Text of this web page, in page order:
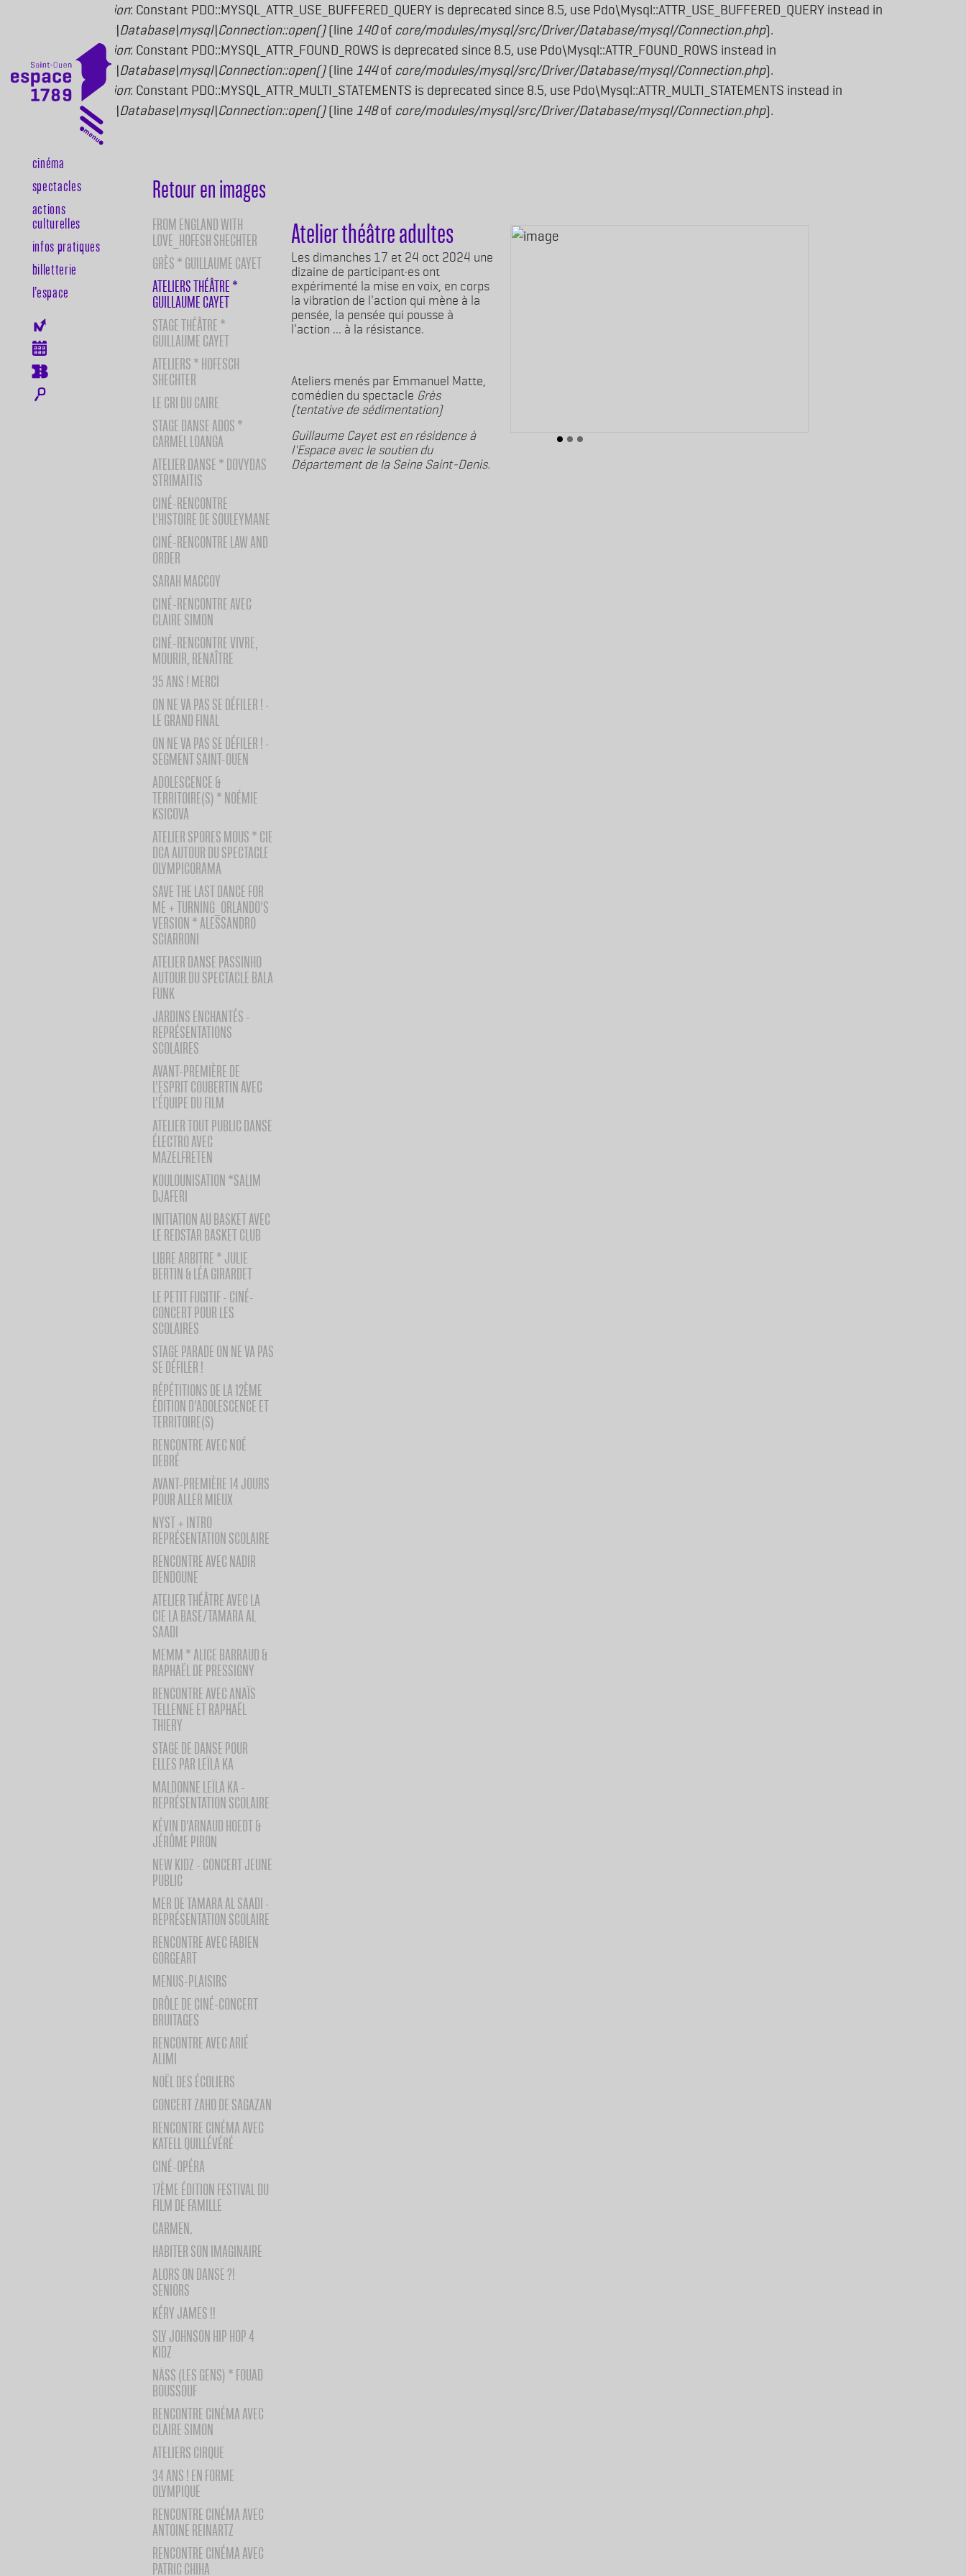
Deprecated function: Constant PDO::MYSQL_ATTR_USE_BUFFERED_QUERY is deprecated since 8.5, use Pdo\Mysql::ATTR_USE_BUFFERED_QUERY instead in
Drupal\mysql\Driver\Database\mysql\Connection::open()(line 140of core/modules/mysql/src/Driver/Database/mysql/Connection.php).
Deprecated function: Constant PDO::MYSQL_ATTR_FOUND_ROWS is deprecated since 8.5, use Pdo\Mysql::ATTR_FOUND_ROWS instead in
Drupal\mysql\Driver\Database\mysql\Connection::open()(line 144of core/modules/mysql/src/Driver/Database/mysql/Connection.php).
Deprecated function: Constant PDO::MYSQL_ATTR_MULTI_STATEMENTS is deprecated since 8.5, use Pdo\Mysql::ATTR_MULTI_STATEMENTS instead in
Drupal\mysql\Driver\Database\mysql\Connection::open()(line 148of core/modules/mysql/src/Driver/Database/mysql/Connection.php).
Aller au contenu principal
Navigation principale
Cinéma
Spectacles
Actions
culturelles
Infos pratiques
Billetterie
l’espace
Menu icones
Retour en images
FROM ENGLAND WITH
LOVE_HOFESH SHECHTER
GRÈS * GUILLAUME CAYET
ATELIERS THÉÂTRE *
GUILLAUME CAYET
STAGE THÉÂTRE *
GUILLAUME CAYET
ATELIERS * HOFESCH
SHECHTER
LE CRI DU CAIRE
STAGE DANSE ADOS *
CARMEL LOANGA
ATELIER DANSE * DOVYDAS
STRIMAITIS
CINÉ-RENCONTRE
L'HISTOIRE DE SOULEYMANE
CINÉ-RENCONTRE LAW AND
ORDER
SARAH MACCOY
CINÉ-RENCONTRE AVEC
CLAIRE SIMON
CINÉ-RENCONTRE VIVRE,
MOURIR, RENAÎTRE
35 ANS ! MERCI
ON NE VA PAS SE DÉFILER ! -
LE GRAND FINAL
ON NE VA PAS SE DÉFILER ! -
SEGMENT SAINT-OUEN
ADOLESCENCE &
TERRITOIRE(S) * NOÉMIE
KSICOVA
ATELIER SPORES MOUS * CIE
DCA AUTOUR DU SPECTACLE
OLYMPICORAMA
SAVE THE LAST DANCE FOR
ME + TURNING_ORLANDO'S
VERSION * ALESSANDRO
SCIARRONI
ATELIER DANSE PASSINHO
AUTOUR DU SPECTACLE BALA
FUNK
JARDINS ENCHANTÉS -
REPRÉSENTATIONS
SCOLAIRES
AVANT-PREMIÈRE DE
L'ESPRIT COUBERTIN AVEC
L'ÉQUIPE DU FILM
ATELIER TOUT PUBLIC DANSE
ÉLECTRO AVEC
MAZELFRETEN
KOULOUNISATION *SALIM
DJAFERI
INITIATION AU BASKET AVEC
LE REDSTAR BASKET CLUB
LIBRE ARBITRE * JULIE
BERTIN & LÉA GIRARDET
LE PETIT FUGITIF - CINÉ-
CONCERT POUR LES
SCOLAIRES
STAGE PARADE ON NE VA PAS
SE DÉFILER !
RÉPÉTITIONS DE LA 12ÈME
ÉDITION D'ADOLESCENCE ET
TERRITOIRE(S)
RENCONTRE AVEC NOÉ
DEBRÉ
AVANT-PREMIÈRE 14 JOURS
POUR ALLER MIEUX
NYST + INTRO
REPRÉSENTATION SCOLAIRE
RENCONTRE AVEC NADIR
DENDOUNE
ATELIER THÉÂTRE AVEC LA
CIE LA BASE/TAMARA AL
SAADI
MEMM * ALICE BARRAUD &
RAPHAËL DE PRESSIGNY
RENCONTRE AVEC ANAÏS
TELLENNE ET RAPHAËL
THIERY
STAGE DE DANSE POUR
ELLES PAR LEÏLA KA
MALDONNE LEÏLA KA -
REPRÉSENTATION SCOLAIRE
KÉVIN D'ARNAUD HOEDT &
JÉRÔME PIRON
NEW KIDZ - CONCERT JEUNE
PUBLIC
MER DE TAMARA AL SAADI -
REPRÉSENTATION SCOLAIRE
RENCONTRE AVEC FABIEN
GORGEART
MENUS-PLAISIRS
DRÔLE DE CINÉ-CONCERT
BRUITAGES
RENCONTRE AVEC ARIÉ
ALIMI
NOËL DES ÉCOLIERS
CONCERT ZAHO DE SAGAZAN
RENCONTRE CINÉMA AVEC
KATELL QUILLÉVÉRÉ
CINÉ-OPÉRA
17ÈME ÉDITION FESTIVAL DU
FILM DE FAMILLE
CARMEN.
HABITER SON IMAGINAIRE
ALORS ON DANSE ?!
SENIORS
KÉRY JAMES !!
SLY JOHNSON HIP HOP 4
KIDZ
NÄSS (LES GENS) * FOUAD
BOUSSOUF
RENCONTRE CINÉMA AVEC
CLAIRE SIMON
ATELIERS CIRQUE
34 ANS ! EN FORME
OLYMPIQUE
RENCONTRE CINÉMA AVEC
ANTOINE REINARTZ
RENCONTRE CINÉMA AVEC
PATRIC CHIHA
Atelier théâtre adultes
Body
Les dimanches 17 et 24 oct 2024 une
dizaine de participant·es ont
expérimenté la mise en voix, en corps
la vibration de l'action qui mène à la
pensée, la pensée qui pousse à
l'action ... à la résistance.
Ateliers menés par Emmanuel Matte,
comédien du spectacle Grès
(tentative de sédimentation)
Guillaume Cayet est en résidence à
l'Espace avec le soutien du
Département de la Seine Saint-Denis.